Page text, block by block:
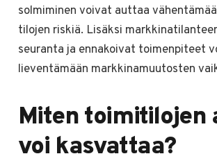
solmiminen voivat auttaa
tilojen riskiä. Lisäksi
seuranta ja ennakoivat toimenpiteet
lieventämään markkinamuutosten
Miten toimitilojen
voi kasvattaa?